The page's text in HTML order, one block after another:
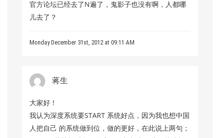
官方论坛已经去了N遍了，鬼影子也没有啊，人都哪
儿去了？
Monday December 31st, 2012 at 09:11 AM
蒋生
大家好！
我认为深度系统要START 系统好点，因为我也想中国
人把自己 的系统做到位，做的更好，在此说上两句；